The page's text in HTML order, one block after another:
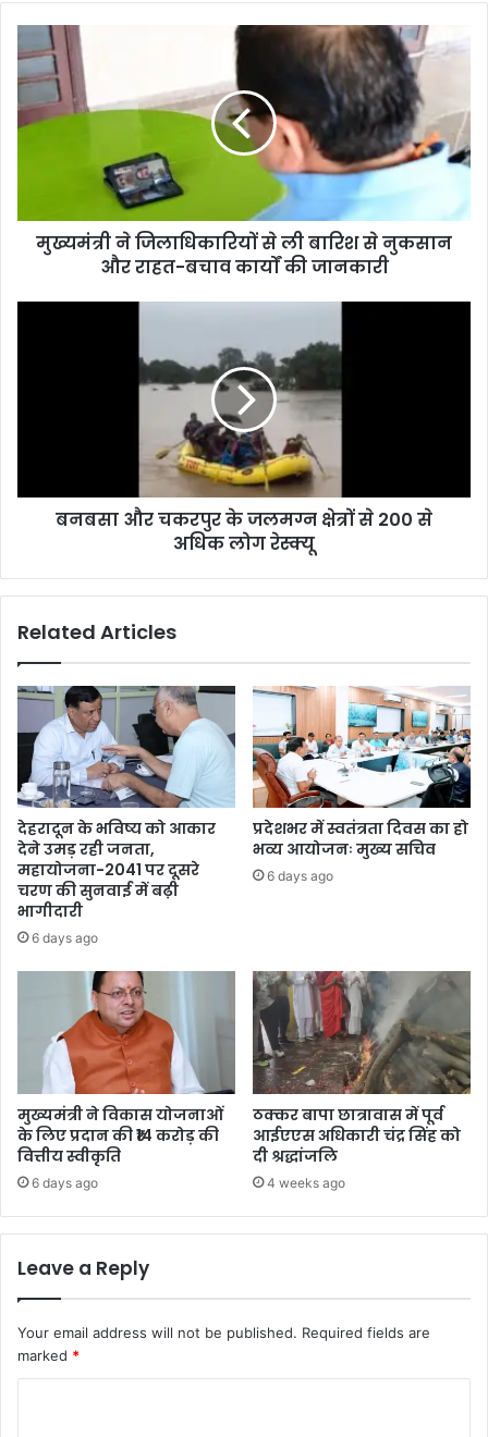
मुख्यमंत्री ने जिलाधिकारियों से ली बारिश से नुकसान
और राहत-बचाव कार्यों की जानकारी
बनबसा और चकरपुर के जलमग्न क्षेत्रों से 200 से
अधिक लोग रेस्क्यू
Related Articles
देहरादून के भविष्य को आकार
देने उमड़ रही जनता,
महायोजना-2041 पर दूसरे
चरण की सुनवाई में बढ़ी
भागीदारी
6 days ago
प्रदेशभर में स्वतंत्रता दिवस का हो
भव्य आयोजनः मुख्य सचिव
6 days ago
मुख्यमंत्री ने विकास योजनाओं
के लिए प्रदान की ₹14 करोड़ की
वित्तीय स्वीकृति
6 days ago
ठक्कर बापा छात्रावास में पूर्व
आईएएस अधिकारी चंद्र सिंह को
दी श्रद्धांजलि
4 weeks ago
Leave a Reply
Your email address will not be published. Required fields are
marked *